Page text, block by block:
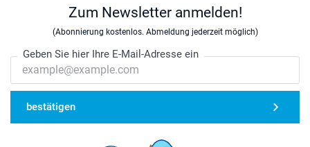
Zum Newsletter anmelden!
(Abonnierung kostenlos. Abmeldung jederzeit möglich)
Geben Sie hier Ihre E-Mail-Adresse ein
bestätigen